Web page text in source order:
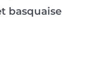
basquaise